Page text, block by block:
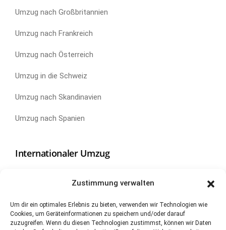
Zustimmung verwalten
Um dir ein optimales Erlebnis zu bieten, verwenden wir Technologien wie
Cookies, um Geräteinformationen zu speichern und/oder darauf
zuzugreifen. Wenn du diesen Technologien zustimmst, können wir Daten
Umzug nach Großbritannien
Umzug nach Frankreich
Umzug nach Österreich
Umzug in die Schweiz
Umzug nach Skandinavien
Umzug nach Spanien
Internationaler Umzug
Umzug nach Neuseeland